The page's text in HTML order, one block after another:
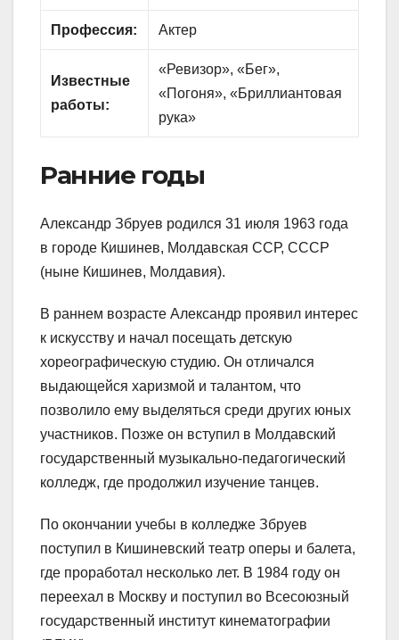
Профессия: Актер
Известные
работы:
«Ревизор», «Бег»,
«Погоня», «Бриллиантовая
рука»
Ранние годы
Александр Збруев родился 31 июля 1963 года
в городе Кишинев, Молдавская ССР, СССР
(ныне Кишинев, Молдавия).
В раннем возрасте Александр проявил интерес
к искусству и начал посещать детскую
хореографическую студию. Он отличался
выдающейся харизмой и талантом, что
позволило ему выделяться среди других юных
участников. Позже он вступил в Молдавский
государственный музыкально-педагогический
колледж, где продолжил изучение танцев.
По окончании учебы в колледже Збруев
поступил в Кишиневский театр оперы и балета,
где проработал несколько лет. В 1984 году он
переехал в Москву и поступил во Всесоюзный
государственный институт кинематографии